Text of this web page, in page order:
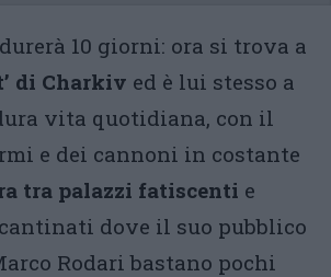
10 giorni: ora si trova a
di Charkiv ed è lui stesso a
vita quotidiana, con il
e dei cannoni in costante
tra palazzi fatiscenti e
dove il suo pubblico
Rodari bastano pochi